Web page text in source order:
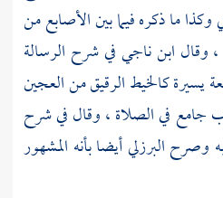
ما ذكره فيما بين الأصابع من
وقال ابن ناجيفي شرح الرسالة
يسيرة كالخيط الرقيق من العجين
جامع في الصلاة ، وقال في شرح
وصرحالبرزليأيضا بأنه المشهور